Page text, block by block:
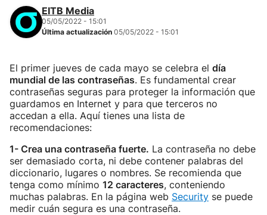
EITB Media
05/05/2022 - 15:01
Última actualización 05/05/2022 - 15:01
El primer jueves de cada mayo se celebra el día
mundial de las contraseñas. Es fundamental crear
contraseñas seguras para proteger la información que
guardamos en Internet y para que terceros no
accedan a ella. Aquí tienes una lista de
recomendaciones:
1- Crea una contraseña fuerte. La contraseña no debe
ser demasiado corta, ni debe contener palabras del
diccionario, lugares o nombres. Se recomienda que
tenga como mínimo 12 caracteres, conteniendo
muchas palabras. En la página web Security se puede
medir cuán segura es una contraseña.